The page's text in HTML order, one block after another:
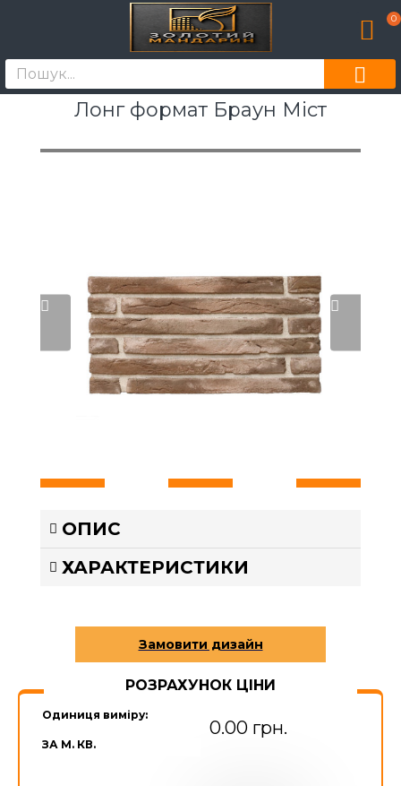
0
Лонг формат Браун Міст
ОПИС
ХАРАКТЕРИСТИКИ
РОЗРАХУНОК ЦІНИ
Одиниця виміру:
ЗА М. КВ.
0.00 грн.